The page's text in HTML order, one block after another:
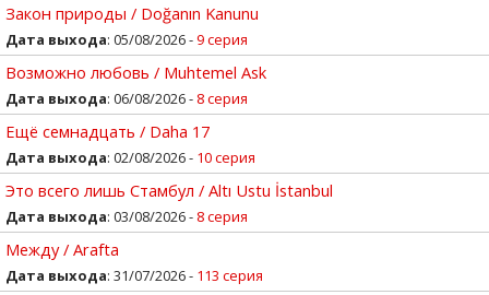
Закон природы / Doğanın Kanunu
Дата выхода: 05/08/2026 -9 серия
Возможно любовь / Muhtemel Ask
Дата выхода: 06/08/2026 - 8 серия
Ещё семнадцать / Daha 17
Дата выхода: 02/08/2026 - 10 серия
Это всего лишь Стамбул / Altı Ustu İstanbul
Дата выхода: 03/08/2026 - 8 серия
Между / Arafta
Дата выхода: 31/07/2026 - 113 серия